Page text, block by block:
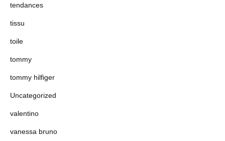
tendances
tissu
toile
tommy
tommy hilfiger
Uncategorized
valentino
vanessa bruno